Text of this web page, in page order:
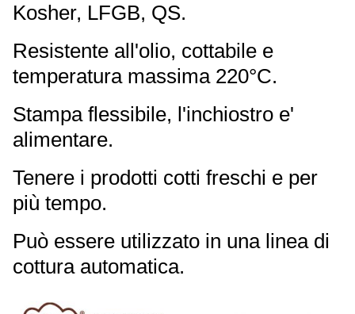
Kosher, LFGB, QS.
Resistente all'olio, cottabile e
temperatura massima 220°C.
Stampa flessibile, l'inchiostro e'
alimentare.
Tenere i prodotti cotti freschi e per
più tempo.
Può essere utilizzato in una linea di
cottura automatica.